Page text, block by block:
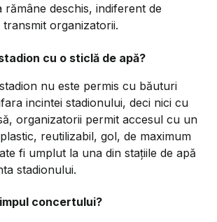
deschis, indiferent de
organizatorii.
cu o sticlă de apă?
nu este permis cu băuturi
incintei stadionului, deci nici cu
organizatorii permit accesul cu un
reutilizabil, gol, de maximum
fi umplut la una din stațiile de apă
stadionului.
concertului?